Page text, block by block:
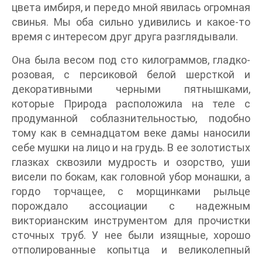
цвета имбиря, и передо мной явилась огромная
свинья. Мы оба сильно удивились и какое-то
время с интересом друг друга разглядывали.
Она была весом под сто килограммов, гладко-
розовая, с персиковой белой шерсткой и
декоративными черными пятнышками,
которые Природа расположила на теле с
продуманной соблазнительностью, подобно
тому как в семнадцатом веке дамы наносили
себе мушки на лицо и на грудь. В ее золотистых
глазках сквозили мудрость и озорство, уши
висели по бокам, как головной убор монашки, а
гордо торчащее, с морщинками рыльце
порождало ассоциации с надежным
викторианским инструментом для прочистки
сточных труб. У нее были изящные, хорошо
отполированные копытца и великолепный